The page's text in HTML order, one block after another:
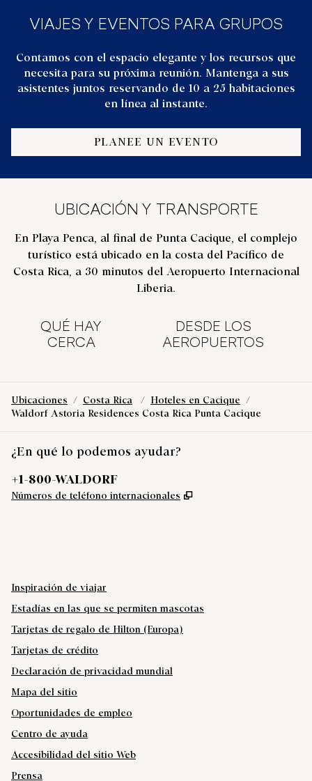
VIAJES Y EVENTOS PARA GRUPOS
Contamos con el espacio elegante y los recursos que
necesita para su próxima reunión. Mantenga a sus
asistentes juntos reservando de 10 a 25 habitaciones
en línea al instante.
PLANEE UN EVENTO
UBICACIÓN Y TRANSPORTE
En Playa Penca, al final de Punta Cacique, el complejo
turístico está ubicado en la costa del Pacífico de
Costa Rica, a 30 minutos del Aeropuerto Internacional
Liberia.
QUÉ HAY
CERCA
DESDE LOS
AEROPUERTOS
Ubicaciones / Costa Rica / Hoteles en Cacique /
Waldorf Astoria Residences Costa Rica Punta Cacique
¿En qué lo podemos ayudar?
Teléfono:
+1-800-WALDORF
Números de teléfono internacionales ,
Inspiración de viajar
Estadías en las que se permiten mascotas
Tarjetas de regalo de Hilton (Europa)
Tarjetas de crédito
Declaración de privacidad mundial
Mapa del sitio
Oportunidades de empleo
Centro de ayuda
Accesibilidad del sitio Web
Prensa